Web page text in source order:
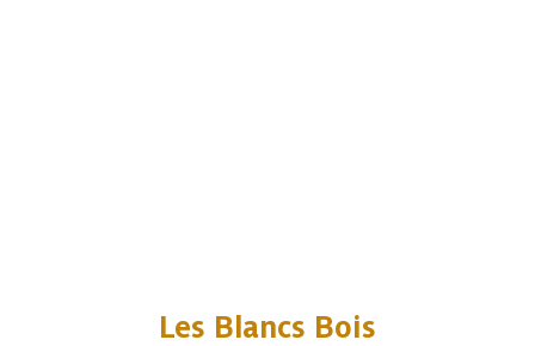
Les Blancs Bois